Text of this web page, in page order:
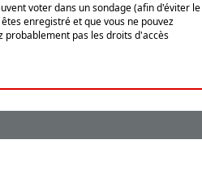
voter dans un sondage (afin d'éviter le
enregistré et que vous ne pouvez
probablement pas les droits d'accès